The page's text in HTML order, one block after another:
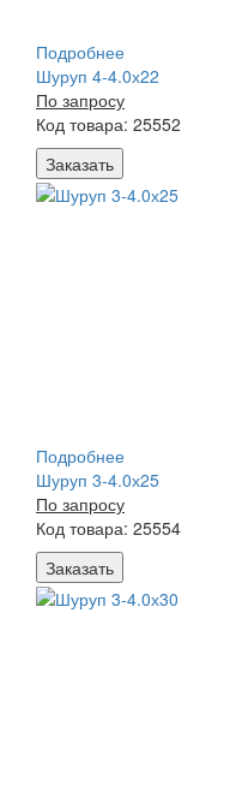
Подробнее
Шуруп 4-4.0х22
По запросу
Код товара: 25552
Заказать
Подробнее
Шуруп 3-4.0х25
По запросу
Код товара: 25554
Заказать